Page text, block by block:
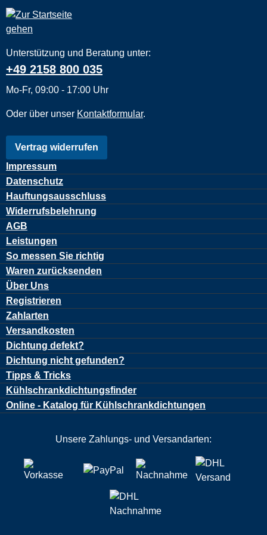
Unterstützung und Beratung unter:
+49 2158 800 035
Mo-Fr, 09:00 - 17:00 Uhr
Oder über unser Kontaktformular.
Vertrag widerrufen
Impressum
Datenschutz
Hauftungsausschluss
Widerrufsbelehrung
AGB
Leistungen
So messen Sie richtig
Waren zurücksenden
Über Uns
Registrieren
Zahlarten
Versandkosten
Dichtung defekt?
Dichtung nicht gefunden?
Tipps & Tricks
Kühlschrankdichtungsfinder
Online - Katalog für Kühlschrankdichtungen
Unsere Zahlungs- und Versandarten: